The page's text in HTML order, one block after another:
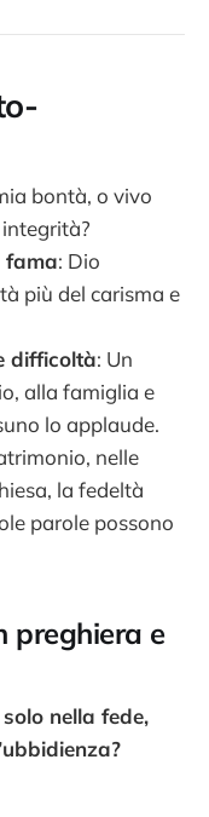
bontà, o vivo
fama: Dio
più del carisma e
difficoltà: Un
alla famiglia e
lo applaude.
nelle
la fedeltà
parole possono
preghiera e
nella fede,